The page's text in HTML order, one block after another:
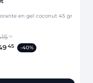
en gel coconut 45 gr
75
45 -40%